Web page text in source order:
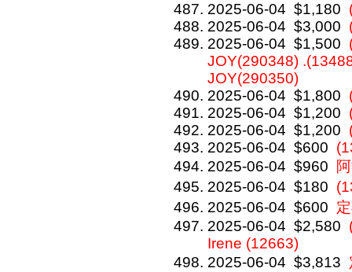
2025-06-04 $1,180
2025-06-04 $3,000
2025-06-04 $1,500
JOY(290348)
JOY(290350)
2025-06-04 $1,800
2025-06-04 $1,200
2025-06-04 $1,200
2025-06-04 $600
2025-06-04 $960
2025-06-04 $180
2025-06-04 $600
2025-06-04 $2,580
Irene (12663)
2025-06-04 $3,813